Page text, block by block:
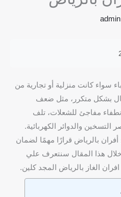
admin
سواء كانت منزلية أو تجارية من
بشكل متكرر، مثل ضعف
مفاجئ للشعلات، تلف
والدوائر الكهربائية.
بالرياض قرارًا مهمًا لضمان
هذا المقال سنتعرف علي
الغاز بالرياض المجد كلين.